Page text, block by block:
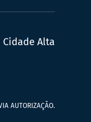
Alta
AUTORIZAÇÃO.